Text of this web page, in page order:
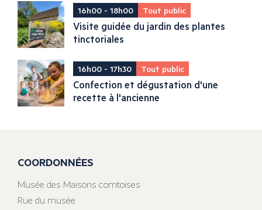
16h00 - 18h00 Tout public
Visite guidée du jardin des plantes
tinctoriales
16h00 - 17h30 Tout public
Confection et dégustation d'une
recette à l'ancienne
COORDONNÉES
Musée des Maisons comtoises
Rue du musée